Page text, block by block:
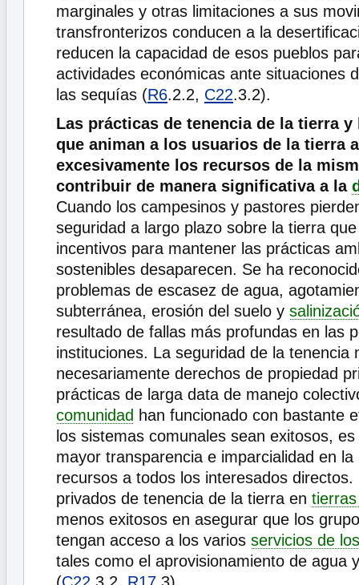
marginales y otras limitaciones a sus
transfronterizos conducen a la
reducen la capacidad de esos pueblos
actividades económicas ante situaciones
las sequías (R6.2.2, C22.3.2).
Las prácticas de tenencia de la tierra
que animan a los usuarios de la tierra
excesivamente los recursos de la
contribuir de manera significativa a la
Cuando los campesinos y pastores
seguridad a largo plazo sobre la tierra
incentivos para mantener las prácticas
sostenibles desaparecen. Se ha
problemas de escasez de agua,
subterránea, erosión del suelo y
resultado de fallas más profundas en las
instituciones. La seguridad de la tenencia
necesariamente derechos de propiedad
prácticas de larga data de manejo
comunidad han funcionado con bastante
los sistemas comunales sean exitosos,
mayor transparencia e imparcialidad en la
recursos a todos los interesados directos.
privados de tenencia de la tierra en
menos exitosos en asegurar que los
tengan acceso a los varios servicios de
tales como el aprovisionamiento de agua